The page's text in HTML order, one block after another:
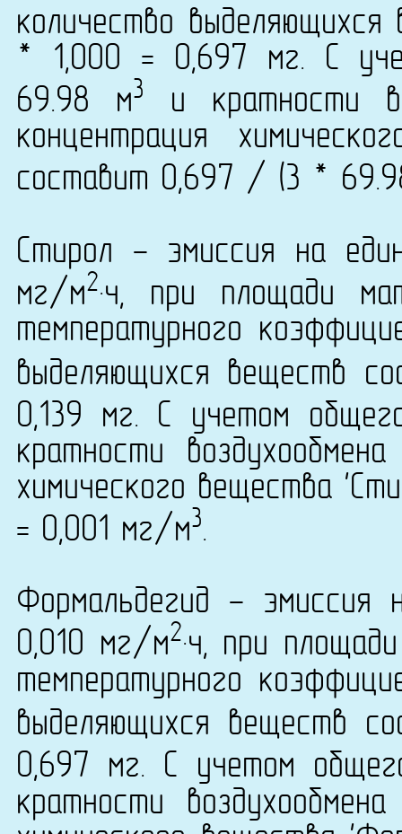
количество
* 1,000 = 0,697 мг. С
69.98 м3
и кратности
концентрация
составит 0,697 / (3 *
Стирол - эмиссия на
мг/м2·ч, при площади
температурного
выделяющихся веществ
0,139 мг. С учетом
кратности
химического вещества
= 0,001 мг/м3.
Формальдегид - эмиссия
0,010 мг/м2·ч, при
температурного
выделяющихся веществ
0,697 мг. С учетом
кратности